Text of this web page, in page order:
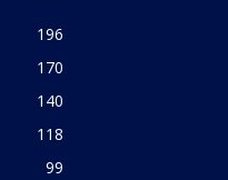
196
170
140
118
99